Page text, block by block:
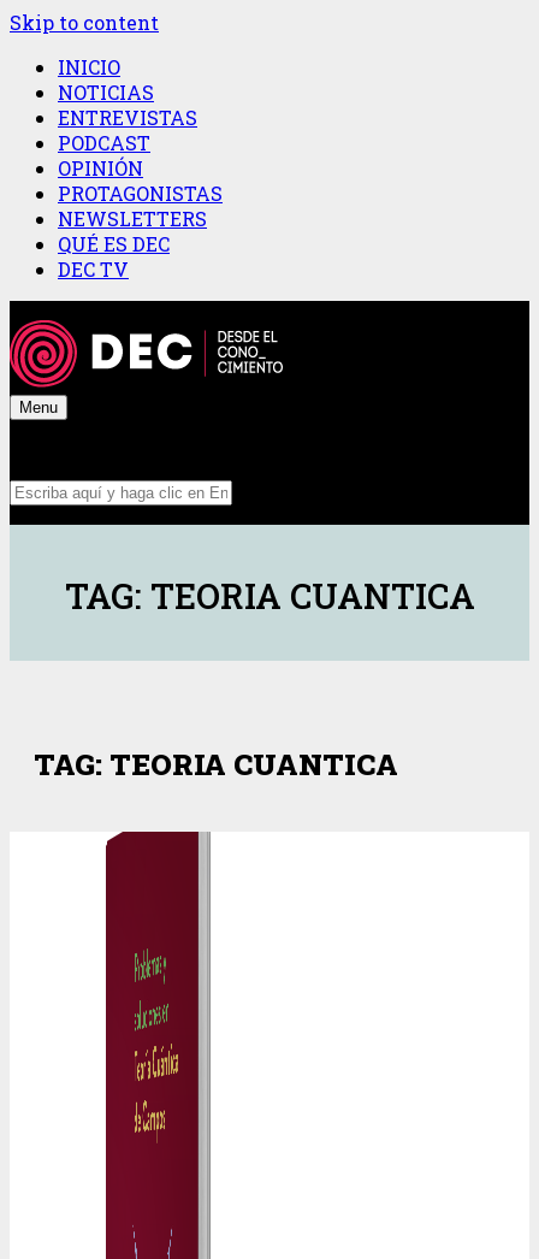
Skip to content
INICIO
NOTICIAS
ENTREVISTAS
PODCAST
OPINIÓN
PROTAGONISTAS
NEWSLETTERS
QUÉ ES DEC
DEC TV
Menu
TAG: TEORIA CUANTICA
TAG: TEORIA CUANTICA